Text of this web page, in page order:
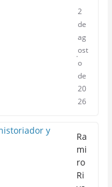
2
de
ag
ost
o
de
20
26
Ra
mi
ro
Ri